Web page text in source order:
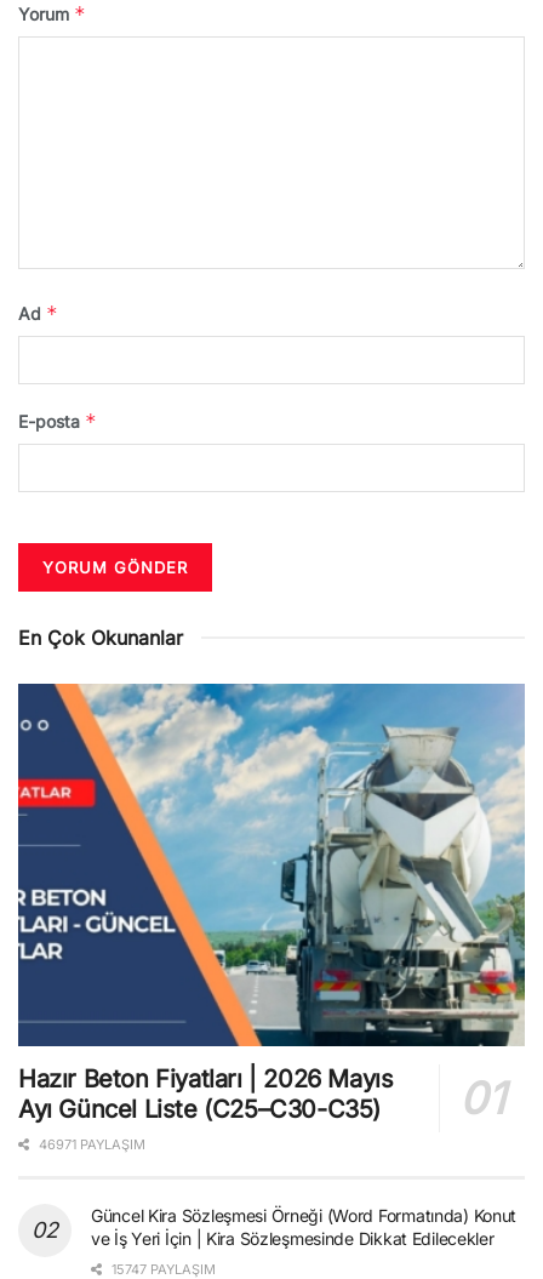
Yorum *
Ad *
E-posta *
En Çok Okunanlar
Hazır Beton Fiyatları | 2026 Mayıs
Ayı Güncel Liste (C25–C30-C35)
46971 PAYLAŞIM
Güncel Kira Sözleşmesi Örneği (Word Formatında) Konut
ve İş Yeri İçin | Kira Sözleşmesinde Dikkat Edilecekler
15747 PAYLAŞIM